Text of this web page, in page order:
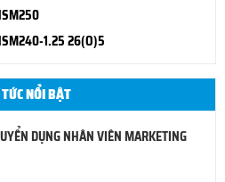
1.25 26(O)5
NỔI BẬT
DỤNG NHÂN VIÊN MARKETING